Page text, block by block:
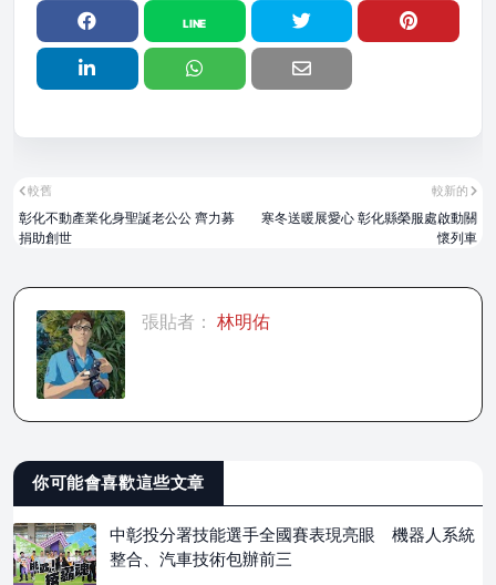
較新的
寒冬送暖展愛心 彰化縣榮服處啟動關
懷列車
較舊
彰化不動產業化身聖誕老公公 齊力募
捐助創世
張貼者： 林明佑
你可能會喜歡這些文章
中彰投分署技能選手全國賽表現亮眼 機器人系統
整合、汽車技術包辦前三